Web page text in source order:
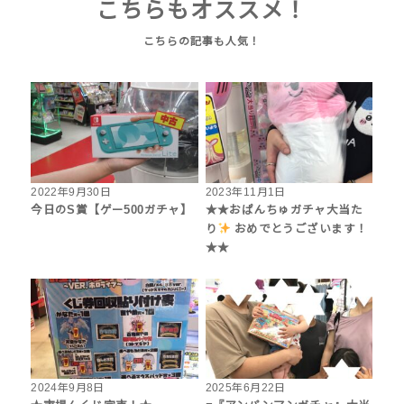
こちらもオススメ！
2022年9月30日
今日のS賞【ゲー500ガチャ】
2023年11月1日
★★おぱんちゅガチャ大当た
り
おめでとうございます！
★★
2024年9月8日
2025年6月22日